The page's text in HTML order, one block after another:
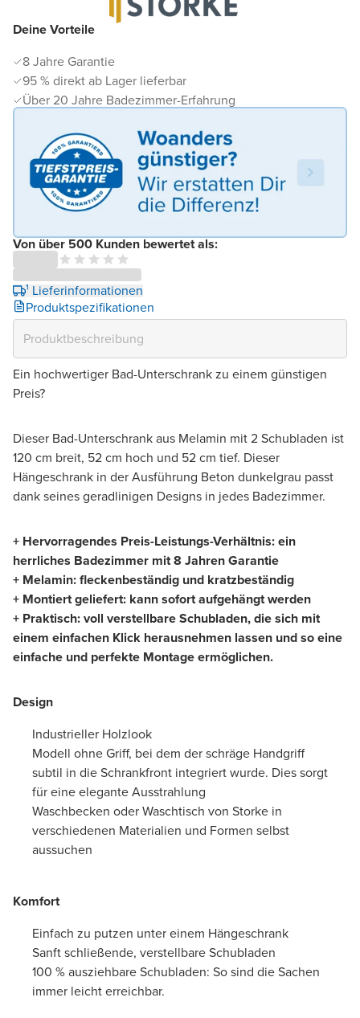
Deine Vorteile
8 Jahre Garantie
95 % direkt ab Lager lieferbar
Über 20 Jahre Badezimmer-Erfahrung
Von über 500 Kunden bewertet als:
¹ Lieferinformationen
Produktspezifikationen
Ein hochwertiger Bad-Unterschrank zu einem günstigen
Preis?
Dieser Bad-Unterschrank aus Melamin mit 2 Schubladen ist
120 cm breit, 52 cm hoch und 52 cm tief. Dieser
Hängeschrank in der Ausführung Beton dunkelgrau passt
dank seines geradlinigen Designs in jedes Badezimmer.
+ Hervorragendes Preis-Leistungs-Verhältnis: ein
herrliches Badezimmer mit 8 Jahren Garantie
+ Melamin: fleckenbeständig und kratzbeständig
+ Montiert geliefert: kann sofort aufgehängt werden
+ Praktisch: voll verstellbare Schubladen, die sich mit
einem einfachen Klick herausnehmen lassen und so eine
einfache und perfekte Montage ermöglichen.
Design
Industrieller Holzlook
Modell ohne Griff, bei dem der schräge Handgriff
subtil in die Schrankfront integriert wurde. Dies sorgt
für eine elegante Ausstrahlung
Waschbecken oder Waschtisch von Storke in
verschiedenen Materialien und Formen selbst
aussuchen
Komfort
Einfach zu putzen unter einem Hängeschrank
Sanft schließende, verstellbare Schubladen
100 % ausziehbare Schubladen: So sind die Sachen
immer leicht erreichbar.